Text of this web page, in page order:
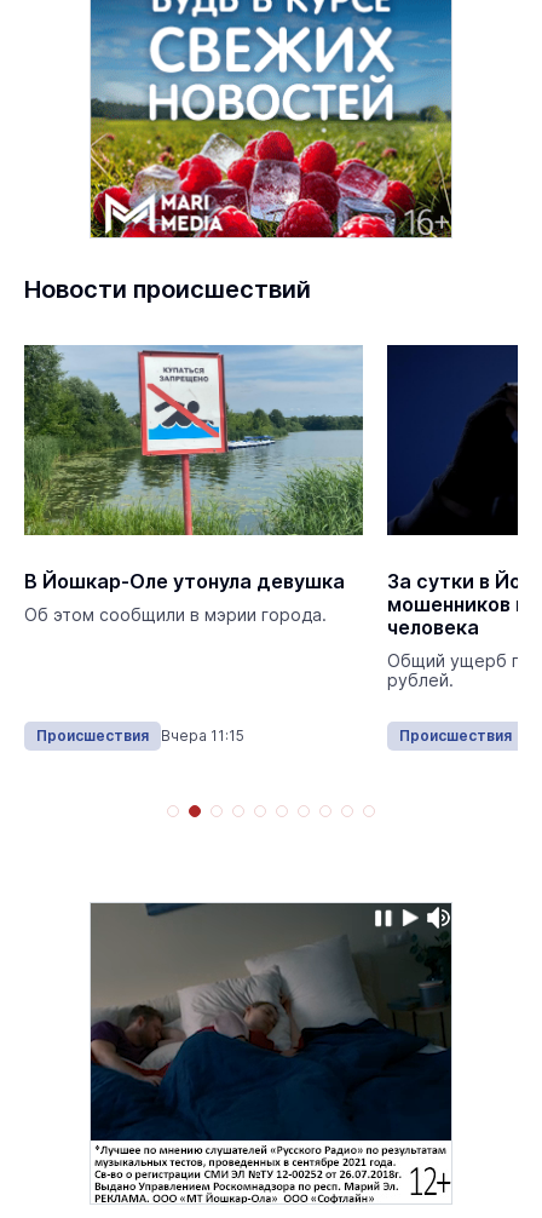
Новости происшествий
В Йошкар-Оле утонула девушка
Об этом сообщили в мэрии города.
Происшествия Вчера 11:15
За сутки в
мошенников
человека
Общий ущерб
рублей.
Происшествия